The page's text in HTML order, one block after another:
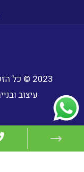
2023 © כל הזכויות שמורות מכון סילבה ישראל
עיצוב